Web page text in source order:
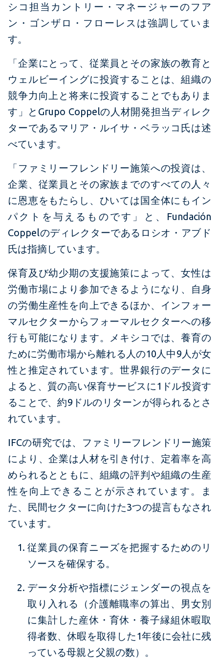
シコ担当カントリー・マネージャーのフア
ン・ゴンザロ・フローレスは強調していま
す。
「企業にとって、従業員とその家族の教育と
ウェルビーイングに投資することは、組織の
競争力向上と将来に投資することでもありま
す」とGrupo Coppelの人材開発担当ディレク
ターであるマリア・ルイサ・ベラッコ氏は述
べています。
「ファミリーフレンドリー施策への投資は、
企業、従業員とその家族までのすべての人々
に恩恵をもたらし、ひいては国全体にもイン
パクトを与えるものです」と、Fundación
Coppelのディレクターであるロシオ・アブド
氏は指摘しています。
保育及び幼少期の支援施策によって、女性は
労働市場により参加できるようになり、自身
の労働生産性を向上できるほか、インフォー
マルセクターからフォーマルセクターへの移
行も可能になります。メキシコでは、養育の
ために労働市場から離れる人の10人中9人が女
性と推定されています。世界銀行のデータに
よると、質の高い保育サービスに1ドル投資す
ることで、約9ドルのリターンが得られるとさ
れています。
IFCの研究では、ファミリーフレンドリー施策
により、企業は人材を引き付け、定着率を高
められるとともに、組織の評判や組織の生産
性を向上できることが示されています。ま
た、民間セクターに向けた3つの提言もなされ
ています。
従業員の保育ニーズを把握するためのリ
ソースを確保する。
データ分析や指標にジェンダーの視点を
取り入れる（介護離職率の算出、男女別
に集計した産休・育休・養子縁組休暇取
得者数、休暇を取得した1年後に会社に残
っている母親と父親の数）。